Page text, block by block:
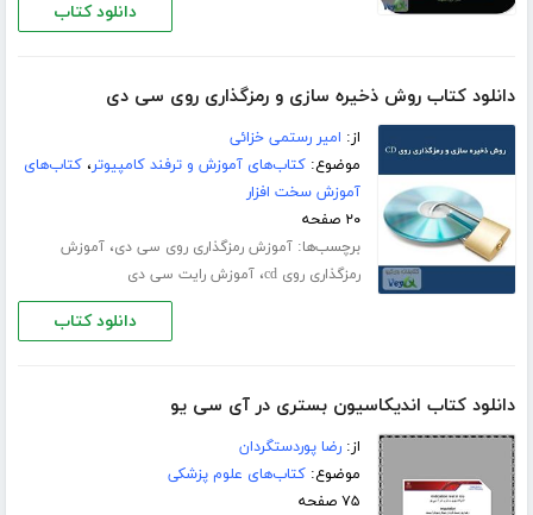
دانلود کتاب
دانلود کتاب روش ذخیره سازی و رمزگذاری روی سی دی
از: امیر رستمی خزائی
موضوع:کتاب‌های آموزش و ترفند کامپیوتر،کتاب‌های
آموزش سخت افزار
۲۰ صفحه
برچسب‌ها:آموزش رمزگذاری روی سی دی،آموزش
رمزگذاری روی cd
،آموزش رایت سی دی
دانلود کتاب
دانلود کتاب اندیکاسیون بستری در آی سی یو
از:رضا پوردستگردان
موضوع:کتاب‌های علوم پزشکی
۷۵ صفحه